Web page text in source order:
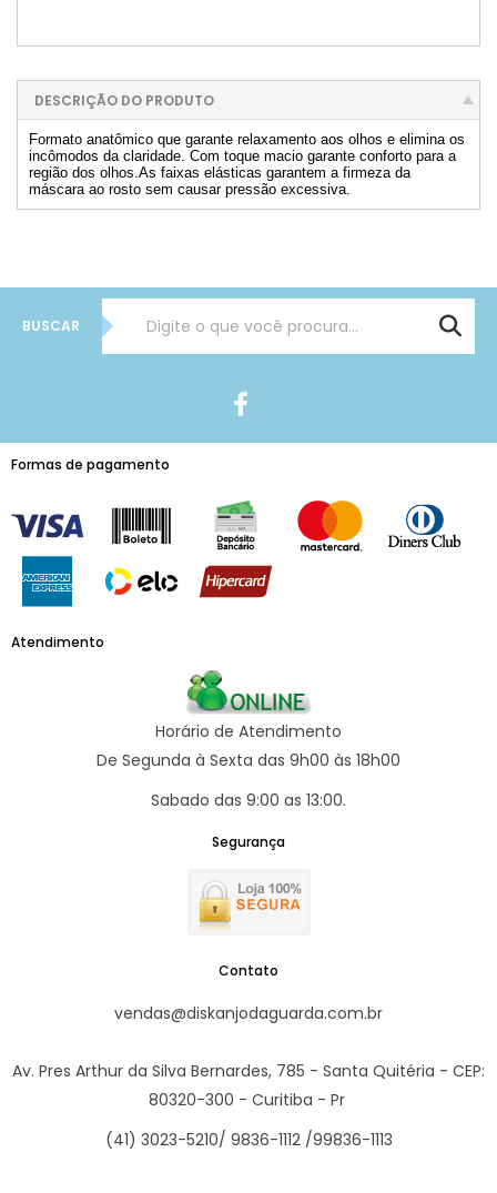
DESCRIÇÃO DO PRODUTO
Formato anatômico que garante relaxamento aos olhos e elimina os
incômodos da claridade. Com toque macio garante conforto para a
região dos olhos.As faixas elásticas garantem a firmeza da
máscara ao rosto sem causar pressão excessiva.
BUSCAR
Formas de pagamento
Atendimento
Horário de Atendimento
De Segunda à Sexta das 9h00 às 18h00
Sabado das 9:00 as 13:00.
Segurança
Contato
vendas@diskanjodaguarda.com.br
Av. Pres Arthur da Silva Bernardes, 785 - Santa Quitéria - CEP:
80320-300 - Curitiba - Pr
(41) 3023-5210/ 9836-1112 /99836-1113